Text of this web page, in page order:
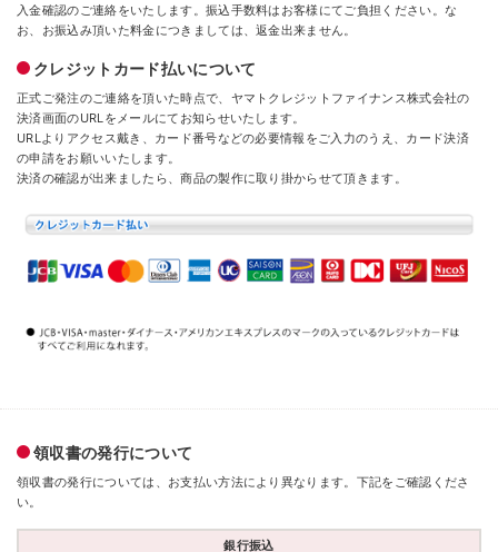
入金確認のご連絡をいたします。振込手数料はお客様にてご負担ください。な
お、お振込み頂いた料金につきましては、返金出来ません。
クレジットカード払いについて
正式ご発注のご連絡を頂いた時点で、ヤマトクレジットファイナンス株式会社の
決済画面のURLをメールにてお知らせいたします。
URLよりアクセス戴き、カード番号などの必要情報をご入力のうえ、カード決済
の申請をお願いいたします。
決済の確認が出来ましたら、商品の製作に取り掛からせて頂きます。
領収書の発行について
領収書の発行については、お支払い方法により異なります。下記をご確認くださ
い。
銀行振込